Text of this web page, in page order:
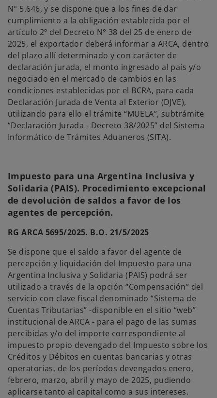
N° 5.646, y se dispone que a los fines de dar
cumplimiento a la obligación establecida por el
artículo 2º del Decreto N° 38 del 25 de enero de
2025, el exportador deberá informar a ARCA, dentro
del plazo allí determinado y con carácter de
declaración jurada, el monto ingresado al país y/o
negociado en el mercado de cambios en las
condiciones establecidas por el BCRA, para cada
Declaración Jurada de Venta al Exterior (DJVE),
utilizando para ello el trámite “MUELA”, subtrámite
“Declaración Jurada - Decreto 38/2025” del Sistema
Informático de Trámites Aduaneros (SITA).
Impuesto para una Argentina Inclusiva y
Solidaria (PAIS). Procedimiento excepcional
de devolución de saldos a favor de los
agentes de percepción.
RG ARCA 5695/2025. B.O. 21/5/2025
Se dispone que el saldo a favor del agente de
percepción y liquidación del Impuesto para una
Argentina Inclusiva y Solidaria (PAIS) podrá ser
utilizado a través de la opción “Compensación” del
servicio con clave fiscal denominado “Sistema de
Cuentas Tributarias” -disponible en el sitio “web”
institucional de ARCA - para el pago de las sumas
percibidas y/o del importe correspondiente al
impuesto propio devengado del Impuesto sobre los
Créditos y Débitos en cuentas bancarias y otras
operatorias, de los períodos devengados enero,
febrero, marzo, abril y mayo de 2025, pudiendo
aplicarse tanto al capital como a sus intereses.